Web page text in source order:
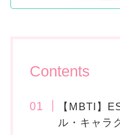
Contents
【MBTI】
ル・キャラ